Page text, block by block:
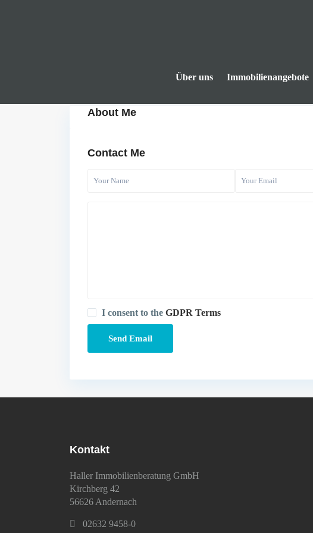
Über uns Immobilienangebote
About Me
Contact Me
I consent to the GDPR Terms
Kontakt
Haller Immobilienberatung GmbH
Kirchberg 42
56626 Andernach
02632 9458-0